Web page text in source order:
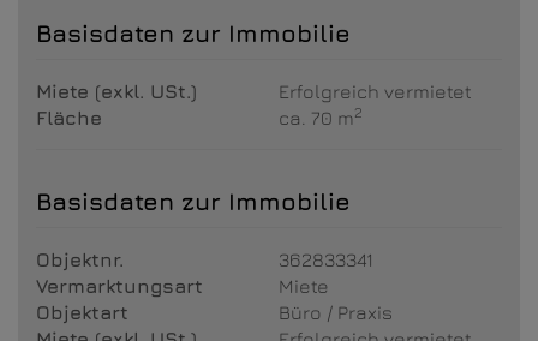
Basisdaten zur Immobilie
Miete (exkl. USt.)
Erfolgreich vermietet
Fläche
ca. 70 m2
Basisdaten zur Immobilie
Objektnr.
362833341
Vermarktungsart
Miete
Objektart
Büro / Praxis